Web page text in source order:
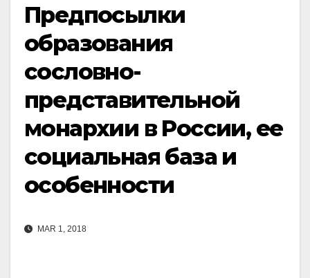
Предпосылки
образования
сословно-
представительной
монархии в России, ее
социальная база и
особенности
MAR 1, 2018